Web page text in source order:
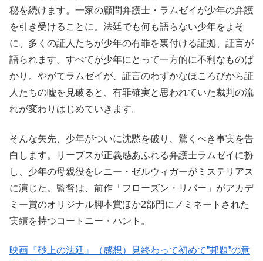
秘を続けます。一家の顧問弁護士・ラムゼイが少年の弁護
を引き受けることに。法廷でも何も語らない少年をよそ
に、多くの証人たちが少年の有罪を裏付ける証拠、証言が
語られます。すべてが少年にとって一方的に不利なものば
かり。やがてラムゼイが、証言のわずかなほころびから証
人たちの嘘を見破ると、有罪確実と思われていた裁判の流
れが変わりはじめていきます。
そんな矢先、少年がついに沈黙を破り、驚くべき事実を告
白します。リーブスが正義感あふれる弁護士ラムゼイに扮
し、少年の母親役をレニー・ゼルウィガーがミステリアス
に演じた。監督は、前作「フローズン・リバー」がアカデ
ミー賞のオリジナル脚本賞ほか2部門にノミネートされた
実績を持つコートニー・ハント。
映画『砂上の法廷』（感想）見終わって初めて”邦題”の意